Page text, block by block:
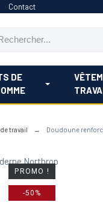
Contact
DE
travail Doudoune
PROMO !
-50%